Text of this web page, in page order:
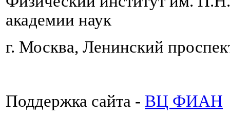
академии наук
г. Москва, Ленинский
Поддержка сайта - ВЦ ФИАН